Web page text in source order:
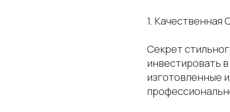
1.
Секрет
инвестировать
изготовленные